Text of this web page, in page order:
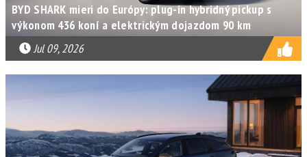
BYD SHARK mieri do Európy: plug-in hybridný pickup s
výkonom 436 koní a elektrickým dojazdom 90 km
Jul 09, 2026